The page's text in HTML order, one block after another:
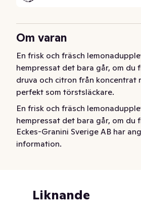
Om varan
En frisk och fräsch
hempressat det bara går, om du
druva och citron från koncentrat
perfekt som törstsläckare.
En frisk och fräsch
hempressat det bara går, om du
druva och citron från koncentrat
perfekt som törstsläckare.
Eckes-Granini Sverige AB har
information.
Liknande